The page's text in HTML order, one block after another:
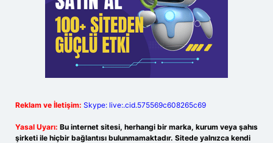
Reklam ve İletişim: Skype: live:.cid.575569c608265c69
Yasal Uyarı: Bu internet sitesi, herhangi bir marka, kurum veya şahıs
şirketi ile hiçbir bağlantısı bulunmamaktadır. Sitede yalnızca kendi